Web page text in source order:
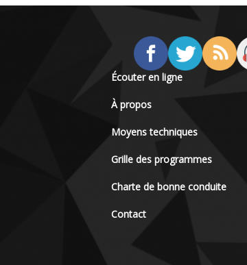
Écouter en ligne
À propos
Moyens techniques
Grille des programmes
Charte de bonne conduite
Contact